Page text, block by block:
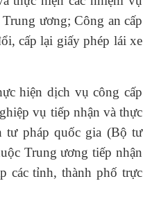
ương; Công an cấp
cấp lại giấy phép lái xe
hiện dịch vụ công cấp
vụ tiếp nhận và thực
tư pháp quốc gia (Bộ tư
Trung ương tiếp nhận
các tỉnh, thành phố trực